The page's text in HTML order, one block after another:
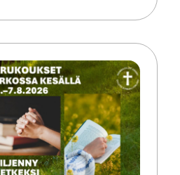
Kesän rukoushetket